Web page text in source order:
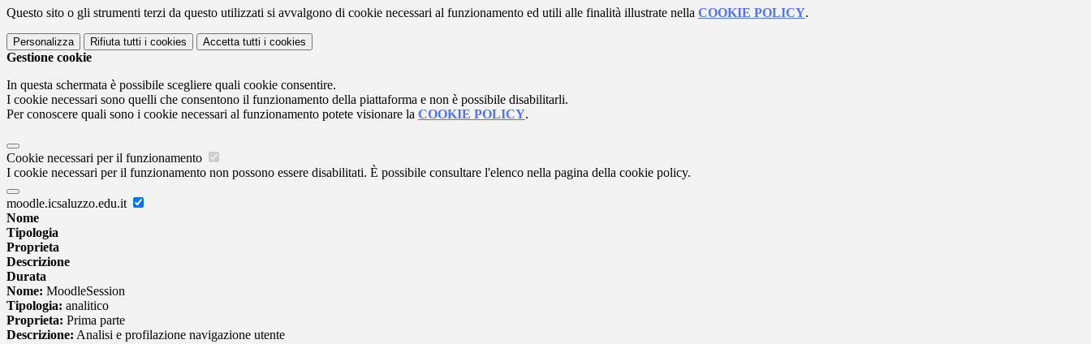
Questo sito o gli strumenti terzi da questo utilizzati si avvalgono di cookie necessari al funzionamento ed utili alle finalità illustrate nella COOKIE POLICY.
Personalizza Rifiuta tutti i cookies Accetta tutti i cookies
Gestione cookie
In questa schermata è possibile scegliere quali cookie consentire.
I cookie necessari sono quelli che consentono il funzionamento della piattaforma e non è possibile disabilitarli.
Per conoscere quali sono i cookie necessari al funzionamento potete visionare la COOKIE POLICY.
Cookie necessari per il funzionamento
I cookie necessari per il funzionamento non possono essere disabilitati. È possibile consultare l'elenco nella pagina della cookie policy.
moodle.icsaluzzo.edu.it
Nome
Tipologia
Proprieta
Descrizione
Durata
Nome: MoodleSession
Tipologia: analitico
Proprieta: Prima parte
Descrizione: Analisi e profilazione navigazione utente